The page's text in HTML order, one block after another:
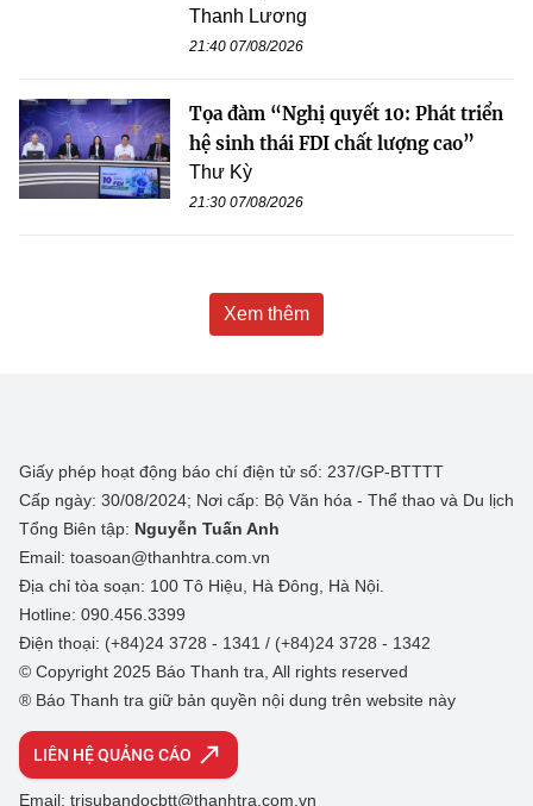
Thanh Lương
21:40 07/08/2026
Tọa đàm “Nghị quyết 10: Phát triển
hệ sinh thái FDI chất lượng cao”
Thư Kỳ
21:30 07/08/2026
Xem thêm
Giấy phép hoạt động báo chí điện tử số: 237/GP-BTTTT
Cấp ngày: 30/08/2024; Nơi cấp: Bộ Văn hóa - Thể thao và Du lịch
Tổng Biên tập: Nguyễn Tuấn Anh
Email: toasoan@thanhtra.com.vn
Địa chỉ tòa soạn: 100 Tô Hiệu, Hà Đông, Hà Nội.
Hotline: 090.456.3399
Điện thoại: (+84)24 3728 - 1341 / (+84)24 3728 - 1342
© Copyright 2025 Báo Thanh tra, All rights reserved
® Báo Thanh tra giữ bản quyền nội dung trên website này
LIÊN HỆ QUẢNG CÁO
Email: trisubandocbtt@thanhtra.com.vn